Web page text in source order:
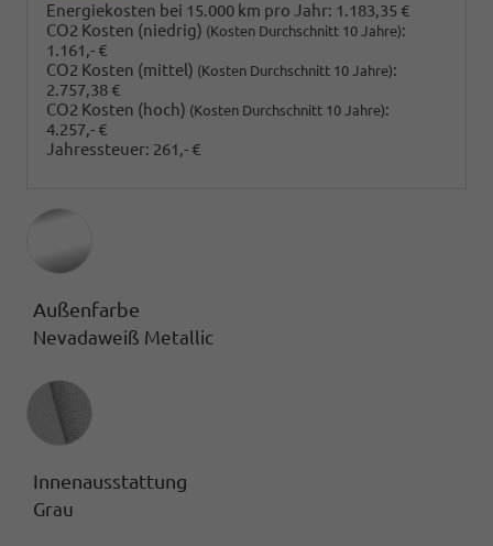
Energiekosten bei 15.000 km pro Jahr: 1.183,35 €
CO2 Kosten (niedrig) (Kosten Durchschnitt 10 Jahre):
1.161,- €
CO2 Kosten (mittel) (Kosten Durchschnitt 10 Jahre):
2.757,38 €
CO2 Kosten (hoch) (Kosten Durchschnitt 10 Jahre):
4.257,- €
Jahressteuer: 261,- €
Außenfarbe
Nevadaweiß Metallic
Innenausstattung
Innenausstattung
Grau